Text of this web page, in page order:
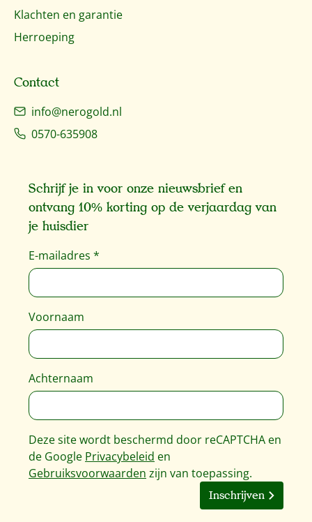
Klachten en garantie
Herroeping
Contact
info@nerogold.nl
0570-635908
Schrijf je in voor onze nieuwsbrief en
ontvang 10% korting op de verjaardag van
je huisdier
E-mailadres *
Voornaam
Achternaam
Deze site wordt beschermd door reCAPTCHA en
de Google Privacybeleid en
Gebruiksvoorwaarden zijn van toepassing.
Inschrijven